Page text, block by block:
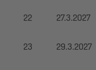
22
27.3.2027
23 29.3.2027